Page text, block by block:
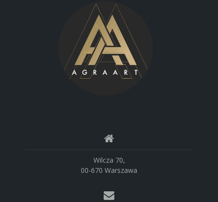
Wilcza 70,
00-670 Warszawa